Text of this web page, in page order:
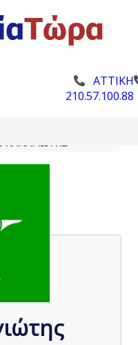
ΑΤΤΙΚΗ
210.57.100.88